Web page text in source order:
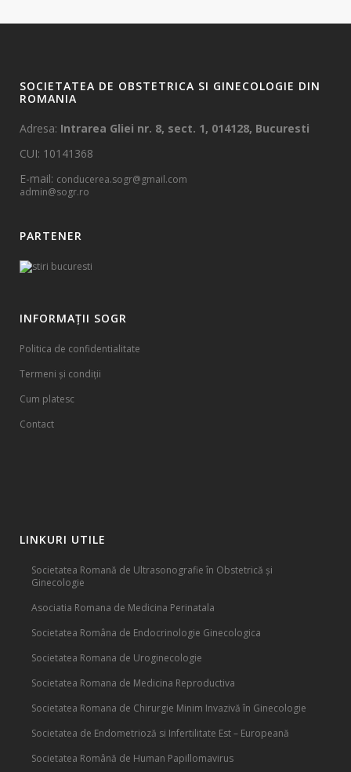
SOCIETATEA DE OBSTETRICA SI GINECOLOGIE DIN
ROMANIA
Adresa: Intrarea Gliei nr. 8, sect. 1, 014128, Bucuresti
CUI: 10141368
E-mail: conducerea.sogr@gmail.com
admin@sogr.ro
PARTENER
INFORMAȚII SOGR
Politica de confidentialitate
Termeni și condiții
Cum platesc
Contact
LINKURI UTILE
Societatea Romană de Ultrasonografie în Obstetrică și
Ginecologie
Asociatia Romana de Medicina Perinatala
Societatea Româna de Endocrinologie Ginecologica
Societatea Romana de Uroginecologie
Societatea Romana de Medicina Reproductiva
Societatea Romana de Chirurgie Minim Invazivă în Ginecologie
Societatea de Endometrioză si Infertilitate Est – Europeană
Societatea Română de Human Papillomavirus